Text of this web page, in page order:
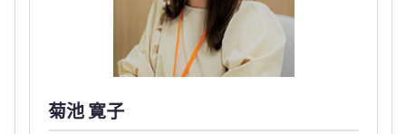
菊池 寛子